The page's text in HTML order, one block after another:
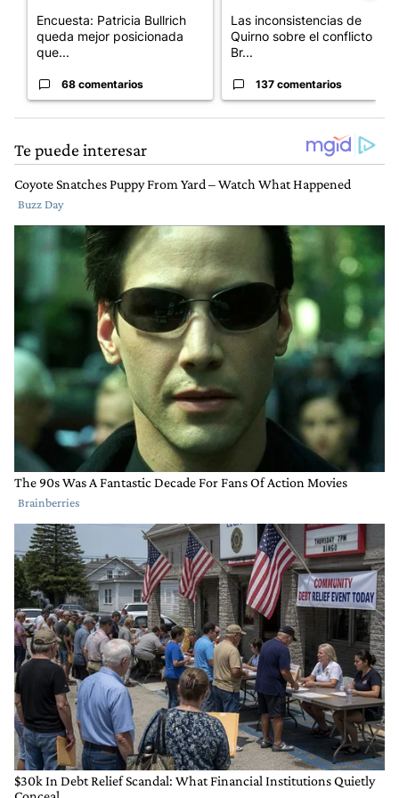
Encuesta: Patricia Bullrich
queda mejor posicionada
que...
68 comentarios
Las inconsistencias de
Quirno sobre el conflicto con
Br...
137 comentarios